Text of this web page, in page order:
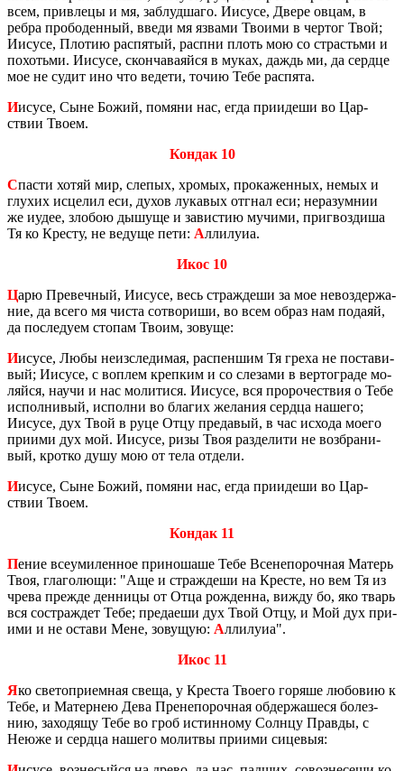
всем, при­в­ле­цы и мя, за­блуд­ша­го. Иису­се, Двере овцам, в
ребра про­бо­ден­ный, введи мя яз­ва­ми Тво­и­ми в чер­тог Твой;
Иису­се, Пло­тию рас­пя­тый, рас­пни плоть мою со страстьми и
по­хотьми. Иису­се, скон­ча­ва­яй­ся в муках, даждь ми, да серд­це
мое не судит ино что ве­де­ти, точию Тебе рас­пя­та.
Иисусе, Сыне Божий, по­мя­ни нас, егда при­и­де­ши во Цар­
ствии Твоем.
Кондак 10
Спасти хотяй мир, сле­пых, хро­мых, про­ка­жен­ных, немых и
глу­хих ис­це­лил еси, духов лу­ка­вых от­г­нал еси; нера­зум­нии
же иудее, зло­бою ды­шу­ще и за­ви­стию му­чи­ми, при­гвоз­ди­ша
Тя ко Кре­сту, не ве­ду­ще пети: Алли­лу­иа.
Икос 10
Царю Пре­веч­ный, Иису­се, весь страж­де­ши за мое невоз­дер­жа­
ние, да всего мя чиста со­тво­ри­ши, во всем образ нам по­да­яй,
да по­сле­ду­ем сто­пам Твоим, зо­ву­ще:
Иисусе, Любы неиз­сле­ди­мая, рас­пен­шим Тя греха не по­ста­ви­
вый; Иису­се, с во­плем креп­ким и со сле­за­ми в вер­то­гра­де мо­
ляй­ся, научи и нас мо­ли­ти­ся. Иису­се, вся про­ро­че­ствия о Тебе
ис­пол­ни­вый, ис­пол­ни во бла­гих же­ла­ния серд­ца на­ше­го;
Иису­се, дух Твой в руце Отцу пре­да­вый, в час ис­хо­да моего
при­и­ми дух мой. Иису­се, ризы Твоя раз­де­ли­ти не воз­бра­ни­
вый, крот­ко душу мою от тела от­де­ли.
Иисусе, Сыне Божий, по­мя­ни нас, егда при­и­де­ши во Цар­
ствии Твоем.
Кондак 11
Пение все­уми­лен­ное при­но­ша­ше Тебе Все­не­по­роч­ная Ма­терь
Твоя, гла­го­лю­щи: "Аще и страж­де­ши на Кре­сте, но вем Тя из
чрева пре­жде ден­ни­цы от Отца рож­ден­на, вижду бо, яко тварь
вся со­ст­раж­дет Тебе; пре­да­е­ши дух Твой Отцу, и Мой дух при­
и­ми и не оста­ви Мене, зо­ву­щую: Алли­лу­иа".
Икос 11
Яко све­то­при­ем­ная свеща, у Кре­ста Тво­е­го го­ря­ше лю­бо­вию к
Тебе, и Ма­тер­нею Дева Пре­не­по­роч­ная об­дер­жа­ше­ся бо­лез­
нию, за­хо­дя­щу Тебе во гроб ис­тин­но­му Солн­цу Прав­ды, с
Неюже и серд­ца на­ше­го мо­лит­вы при­и­ми си­це­выя: